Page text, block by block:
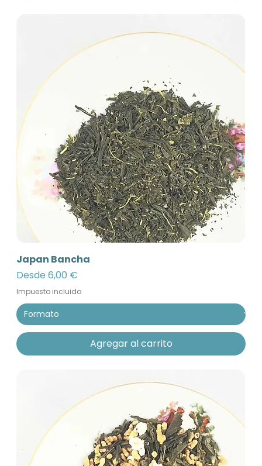
Japan Bancha
Desde6,00 €
Precio de oferta
Impuesto incluido
Agregar al carrito